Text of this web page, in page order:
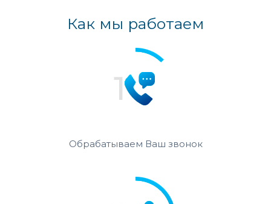
Как мы работаем
Обрабатываем Ваш звонок